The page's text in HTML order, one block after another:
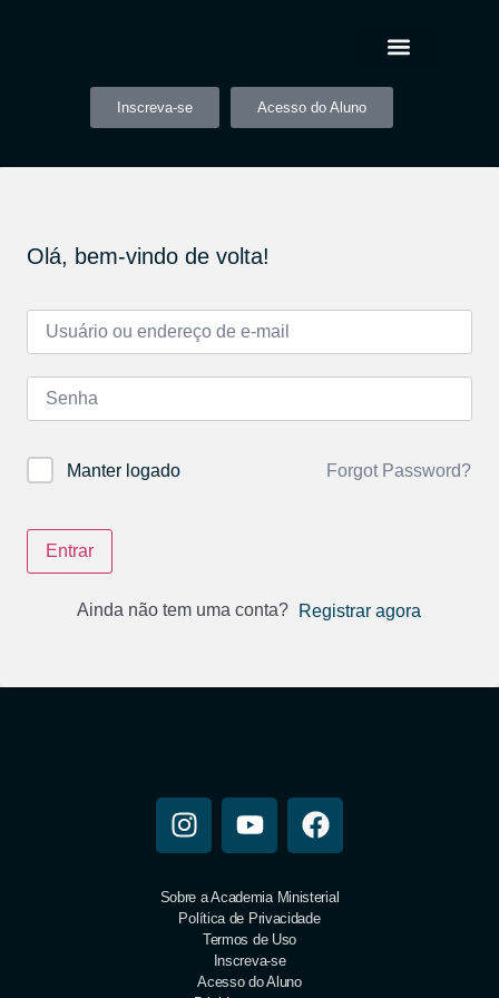
Inscreva-se Acesso do Aluno
Olá, bem-vindo de volta!
Manter logado Forgot Password?
Entrar
Ainda não tem uma conta? Registrar agora
Sobre a Academia Ministerial
Política de Privacidade
Termos de Uso
Inscreva-se
Acesso do Aluno